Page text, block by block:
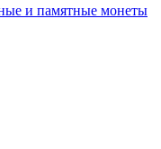
и памятные монеты